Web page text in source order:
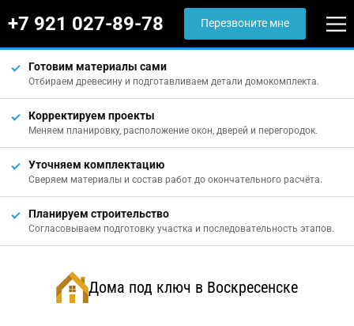
+7 921 027-89-78 Перезвоните мне
Готовим материалы сами
Отбираем древесину и подготавливаем детали домокомплекта.
Корректируем проекты
Меняем планировку, расположение окон, дверей и перегородок.
Уточняем комплектацию
Сверяем материалы и состав работ до окончательного расчёта.
Планируем строительство
Согласовываем подготовку участка и последовательность этапов.
Дома под ключ в Воскресенске